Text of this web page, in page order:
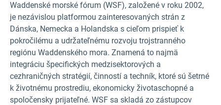
Waddenské morské fórum (WSF), založené v roku 2002,
je nezávislou platformou zainteresovaných strán z
Dánska, Nemecka a Holandska s cieľom prispieť k
pokročilému a udržateľnému rozvoju trojstranného
regiónu Waddenského mora. Znamená to najmä
integráciu špecifických medzisektorových a
cezhraničných stratégií, činností a techník, ktoré sú šetrné
k životnému prostrediu, ekonomicky životaschopné a
spoločensky prijateľné. WSF sa skladá zo zástupcov